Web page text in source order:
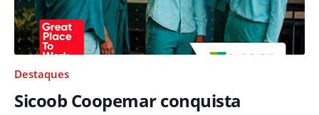
Destaques
Sicoob Coopemar conquista